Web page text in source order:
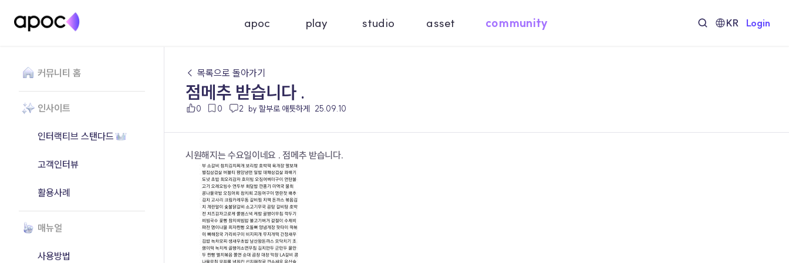
apoc play studio asset community KR Login
커뮤니티 홈
인사이트
인터랙티브 스탠다드
고객인터뷰
활용사례
매뉴얼
사용방법
← 목록으로 돌아가기
점메추 받습니다 .
0 0 2 by 할부로 애틋하게 25.09.10
시원해지는 수요일이네요 . 점메추 받습니다.